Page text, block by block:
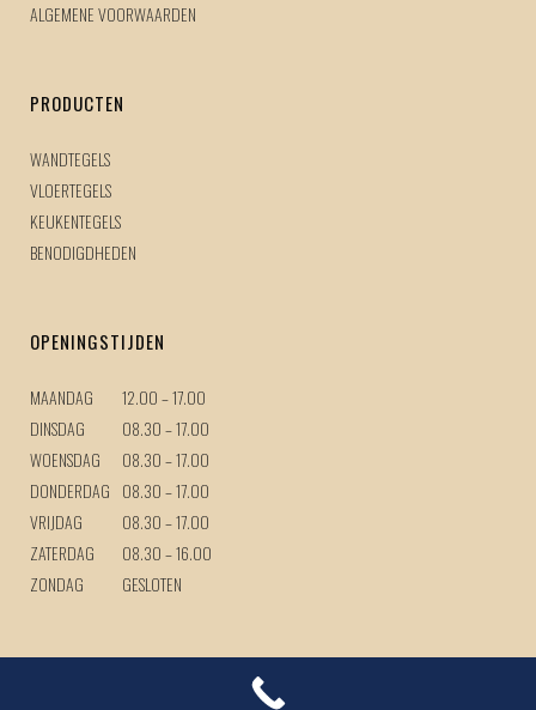
ALGEMENE VOORWAARDEN
PRODUCTEN
WANDTEGELS
VLOERTEGELS
KEUKENTEGELS
BENODIGDHEDEN
OPENINGSTIJDEN
MAANDAG
12.00 – 17.00
DINSDAG
08.30 – 17.00
WOENSDAG
08.30 – 17.00
DONDERDAG 08.30 – 17.00
VRIJDAG
08.30 – 17.00
ZATERDAG
08.30 – 16.00
ZONDAG
GESLOTEN